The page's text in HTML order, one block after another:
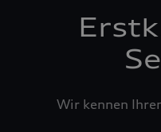
Wir kennen